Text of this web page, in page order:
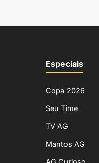
Especiais
Copa 2026
Seu Time
TV AG
Mantos AG